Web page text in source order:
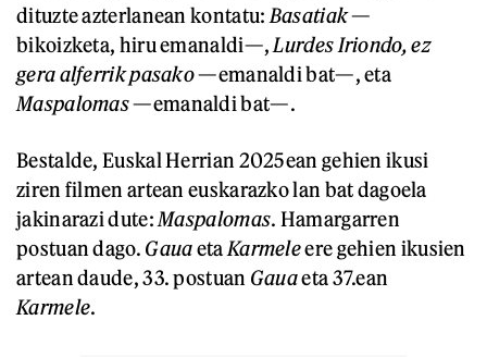
dituzte azterlanean kontatu: Basatiak—
bikoizketa, hiru emanaldi—, Lurdes Iriondo, ez
gera alferrik pasako—emanaldi bat—, eta
Maspalomas—emanaldi bat—.
Bestalde, Euskal Herrian 2025ean gehien ikusi
ziren filmen artean euskarazko lan bat dagoela
jakinarazi dute: Maspalomas. Hamargarren
postuan dago. Gauaeta Karmeleere gehien ikusien
artean daude, 33. postuan Gauaeta 37.ean
Karmele.